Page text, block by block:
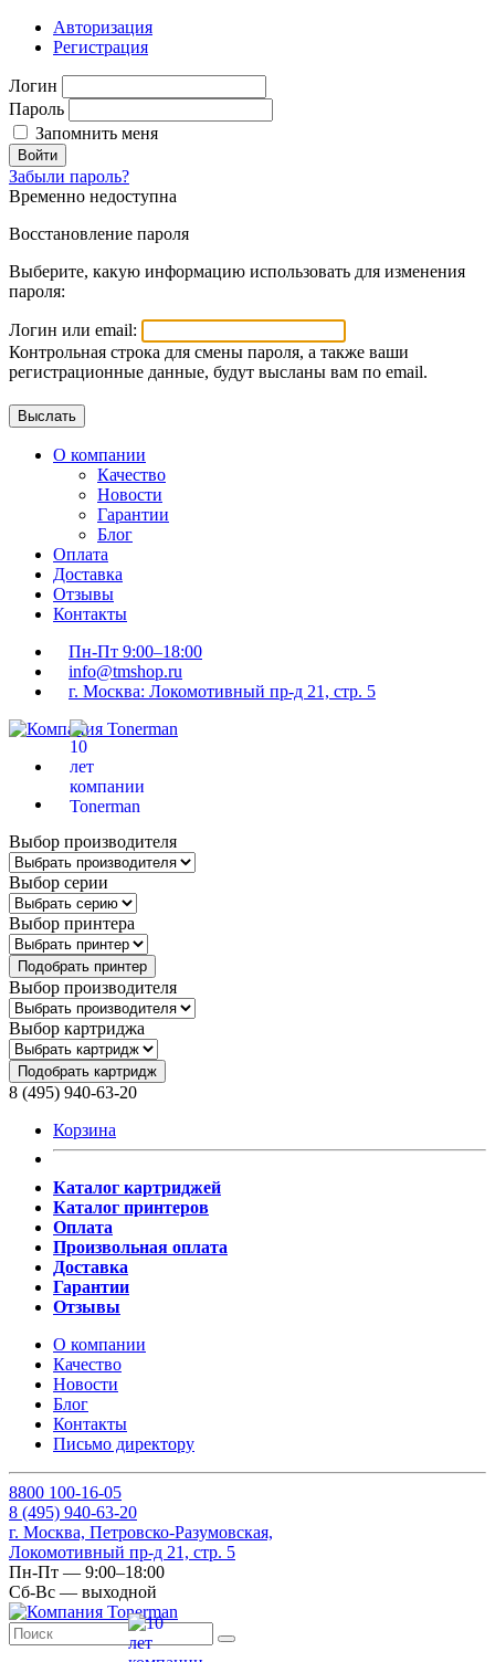
Авторизация
Регистрация
Логин
Пароль
Запомнить меня
Войти
Забыли пароль?
Временно недоступна
Восстановление пароля
Выберите, какую информацию использовать для изменения
пароля:
Логин или email:
Контрольная строка для смены пароля, а также ваши
регистрационные данные, будут высланы вам по email.
О компании
Качество
Новости
Гарантии
Блог
Оплата
Доставка
Отзывы
Контакты
Пн-Пт 9:00–18:00
info@tmshop.ru
г. Москва: Локомотивный пр-д 21, стр. 5
Выбор производителя
Выбор серии
Выбор принтера
Подобрать принтер
Выбор производителя
Выбор картриджа
Подобрать картридж
8 (495) 940-63-20
Корзина
Каталог картриджей
Каталог принтеров
Оплата
Произвольная оплата
Доставка
Гарантии
Отзывы
О компании
Качество
Новости
Блог
Контакты
Письмо директору
8800 100-16-05
8 (495) 940-63-20
г. Москва, Петровско-Разумовская,
Локомотивный пр-д 21, стр. 5
Пн-Пт — 9:00–18:00
Сб-Вс — выходной